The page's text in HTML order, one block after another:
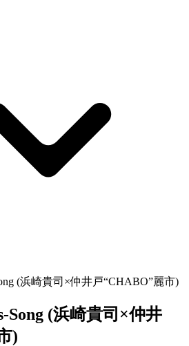
(浜崎貴司×仲井戸“CHABO”麗市)
Song (浜崎貴司×仲井
)